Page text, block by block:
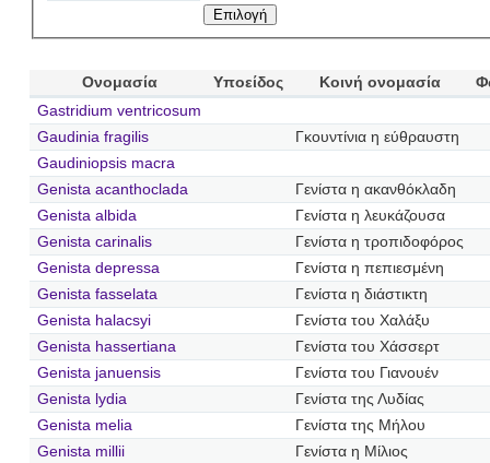
Ονομασία Υποείδος Κοινή ονομασία
Gastridium ventricosum
Gaudinia fragilis
Γκουντίνια η εύθραυστη
Gaudiniopsis macra
Genista acanthoclada
Γενίστα η ακανθόκλαδη
Genista albida
Γενίστα η λευκάζουσα
Genista carinalis
Γενίστα η τροπιδοφόρος
Genista depressa
Γενίστα η πεπιεσμένη
Genista fasselata
Γενίστα η διάστικτη
Genista halacsyi
Γενίστα του Χαλάξυ
Genista hassertiana
Γενίστα του Χάσσερτ
Genista januensis
Γενίστα του Γιανουέν
Genista lydia
Γενίστα της Λυδίας
Genista melia
Γενίστα της Μήλου
Genista millii
Γενίστα η Μίλιος